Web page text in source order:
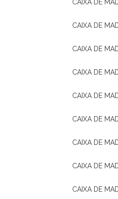
CAIXA DE
CAIXA DE
CAIXA DE
CAIXA DE
CAIXA DE
CAIXA DE
CAIXA DE
CAIXA DE
CAIXA DE